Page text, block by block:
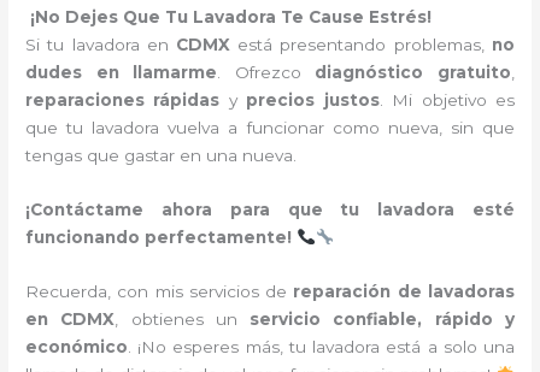
¡No Dejes Que Tu Lavadora Te Cause Estrés!
Si tu lavadora en CDMX está presentando problemas, no
dudes en llamarme. Ofrezco diagnóstico gratuito,
reparaciones rápidas y precios justos. Mi objetivo es
que tu lavadora vuelva a funcionar como nueva, sin que
tengas que gastar en una nueva.
¡Contáctame ahora para que tu lavadora esté
funcionando perfectamente!
Recuerda, con mis servicios de reparación de lavadoras
en CDMX , obtienes un servicio confiable, rápido y
económico . ¡No esperes más, tu lavadora está a solo una